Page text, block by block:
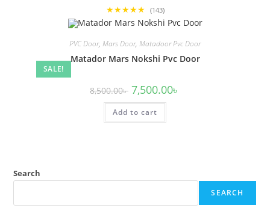
★★★★★ (143)
SALE!
PVC Door, Mars Door, Matadoor Pvc Door
Matador Mars Nokshi Pvc Door
8,500.00৳ Original
price
was:
8,500.00৳ .
7,500.00৳
Add to cart
Search
SEARCH